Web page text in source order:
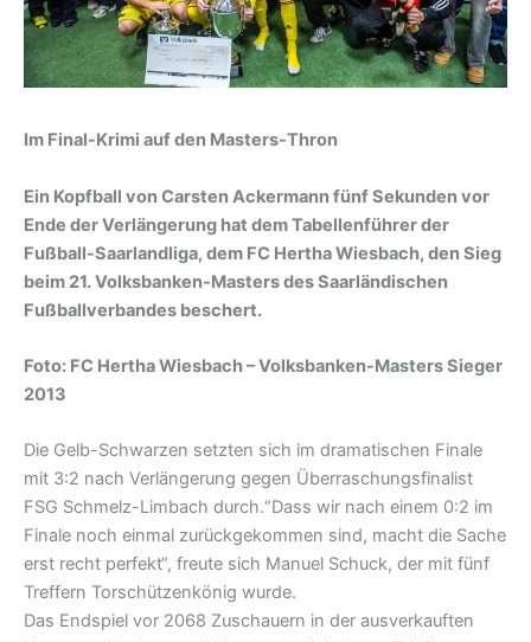
Im Final-Krimi auf den Masters-Thron
Ein Kopfball von Carsten Ackermann fünf Sekunden vor
Ende der Verlängerung hat dem Tabellenführer der
Fußball-Saarlandliga, dem FC Hertha Wiesbach, den Sieg
beim 21. Volksbanken-Masters des Saarländischen
Fußballverbandes beschert.
Foto: FC Hertha Wiesbach – Volksbanken-Masters Sieger
2013
Die Gelb-Schwarzen setzten sich im dramatischen Finale
mit 3:2 nach Verlängerung gegen Überraschungsfinalist
FSG Schmelz-Limbach durch.“Dass wir nach einem 0:2 im
Finale noch einmal zurückgekommen sind, macht die Sache
erst recht perfekt“, freute sich Manuel Schuck, der mit fünf
Treffern Torschützenkönig wurde.
Das Endspiel vor 2068 Zuschauern in der ausverkauften